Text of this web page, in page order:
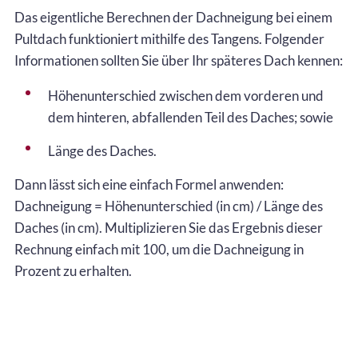
Das eigentliche Berechnen der Dachneigung bei einem
Pultdach funktioniert mithilfe des Tangens. Folgender
Informationen sollten Sie über Ihr späteres Dach kennen:
Höhenunterschied zwischen dem vorderen und
dem hinteren, abfallenden Teil des Daches; sowie
Länge des Daches.
Dann lässt sich eine einfach Formel anwenden:
Dachneigung = Höhenunterschied (in cm) / Länge des
Daches (in cm). Multiplizieren Sie das Ergebnis dieser
Rechnung einfach mit 100, um die Dachneigung in
Prozent zu erhalten.